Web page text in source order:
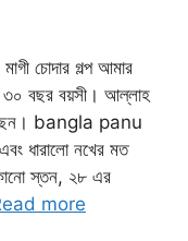
চোদার গল্প আমার
৩০ বছর বয়সী। আল্লাহ
bangla panu
ধারালো নখের মত
স্তন, ২৮ এর
more